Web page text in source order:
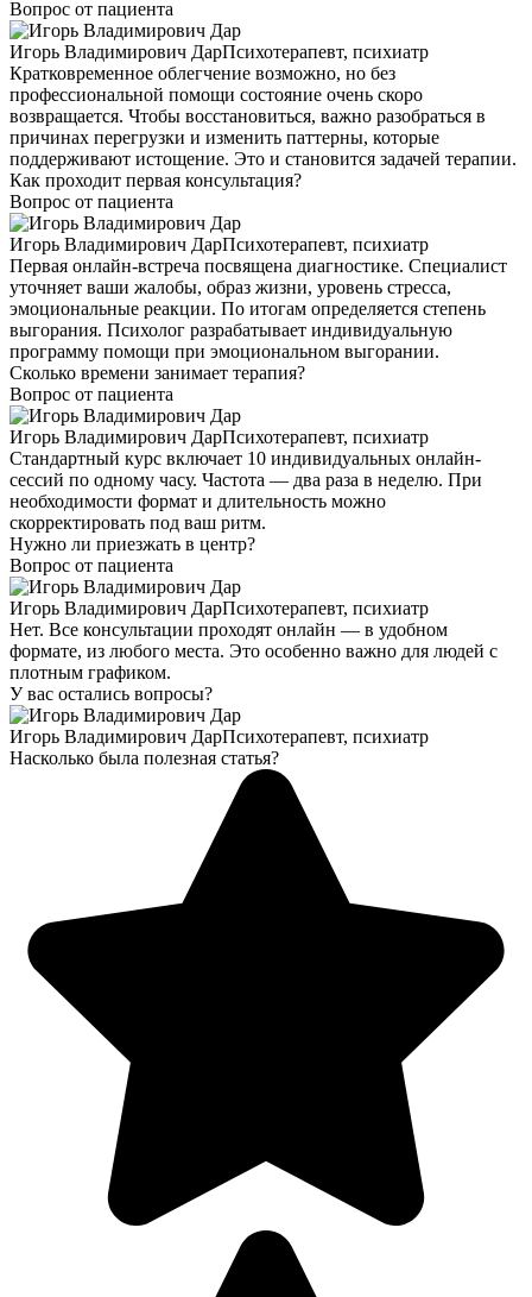
Вопрос от пациента
Игорь Владимирович ДарПсихотерапевт, психиатр
Кратковременное облегчение возможно, но без
профессиональной помощи состояние очень скоро
возвращается. Чтобы восстановиться, важно разобраться в
причинах перегрузки и изменить паттерны, которые
поддерживают истощение. Это и становится задачей терапии.
Как проходит первая консультация?
Вопрос от пациента
Игорь Владимирович ДарПсихотерапевт, психиатр
Первая онлайн-встреча посвящена диагностике. Специалист
уточняет ваши жалобы, образ жизни, уровень стресса,
эмоциональные реакции. По итогам определяется степень
выгорания. Психолог разрабатывает индивидуальную
программу помощи при эмоциональном выгорании.
Сколько времени занимает терапия?
Вопрос от пациента
Игорь Владимирович ДарПсихотерапевт, психиатр
Стандартный курс включает 10 индивидуальных онлайн-
сессий по одному часу. Частота — два раза в неделю. При
необходимости формат и длительность можно
скорректировать под ваш ритм.
Нужно ли приезжать в центр?
Вопрос от пациента
Игорь Владимирович ДарПсихотерапевт, психиатр
Нет. Все консультации проходят онлайн — в удобном
формате, из любого места. Это особенно важно для людей с
плотным графиком.
У вас остались вопросы?
Игорь Владимирович ДарПсихотерапевт, психиатр
Насколько была полезная статья?